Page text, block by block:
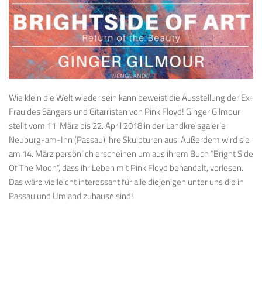
Wie klein die Welt wieder sein kann beweist die Ausstellung der Ex-
Frau des Sängers und Gitarristen von Pink Floyd! Ginger Gilmour
stellt vom 11. März bis 22. April 2018 in der Landkreisgalerie
Neuburg-am-Inn (Passau) ihre Skulpturen aus. Außerdem wird sie
am 14. März persönlich erscheinen um aus ihrem Buch “Bright Side
Of The Moon”, dass ihr Leben mit Pink Floyd behandelt, vorlesen.
Das wäre vielleicht interessant für alle diejenigen unter uns die in
Passau und Umland zuhause sind!